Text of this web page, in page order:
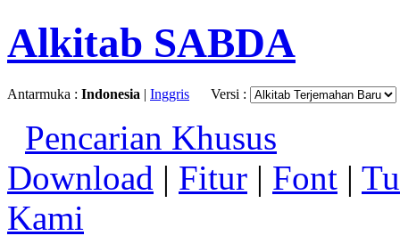
Alkitab SABDA
Antarmuka : Indonesia | Inggris Versi :
Pencarian Khusus
Download | Fitur | Font |
Kami